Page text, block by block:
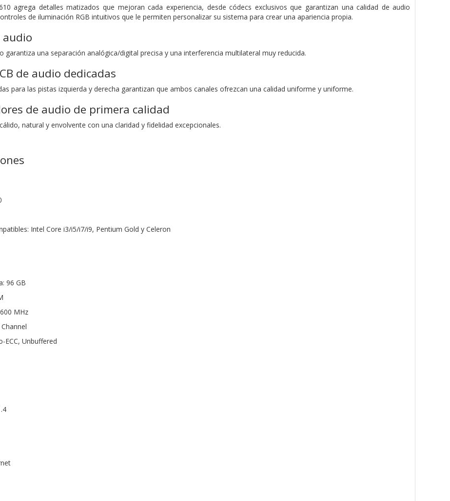
agrega detalles matizados que mejoran cada experiencia, desde códecs exclusivos que garantizan una calidad de audio
de iluminación RGB intuitivos que le permiten personalizar su sistema para crear una apariencia propia.
audio
garantiza una separación analógica/digital precisa y una interferencia multilateral muy reducida.
de audio dedicadas
para las pistas izquierda y derecha garantizan que ambos canales ofrezcan una calidad uniforme y uniforme.
de audio de primera calidad
natural y envolvente con una claridad y fidelidad excepcionales.
Intel Core i3/i5/i7/i9, Pentium Gold y Celeron
96 GB
MHz
ECC, Unbuffered